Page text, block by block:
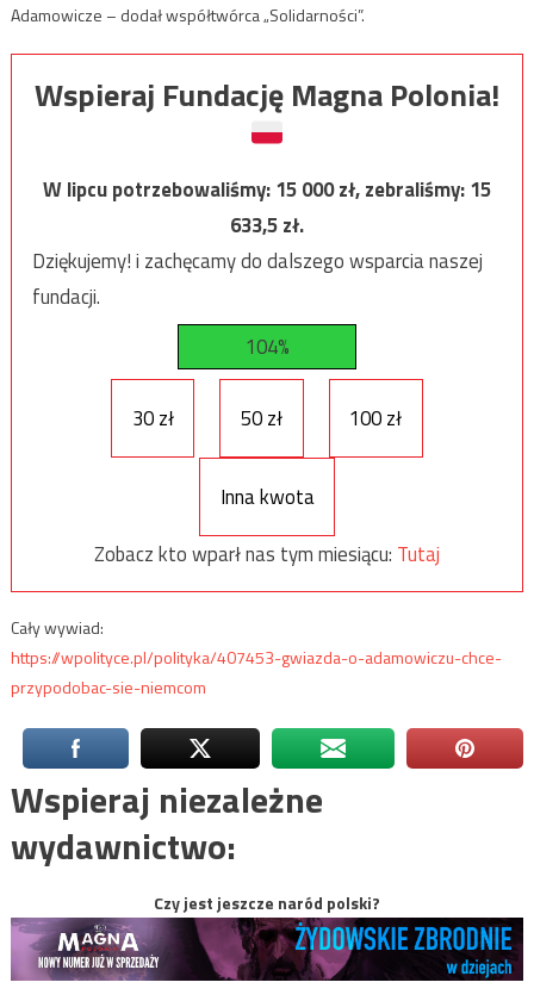
Adamowicze – dodał współtwórca „Solidarności”.
Wspieraj Fundację Magna Polonia!
W lipcu potrzebowaliśmy:15 000zł, zebraliśmy:15
633,5zł.
Dziękujemy! i zachęcamy do dalszego wsparcia naszej
fundacji.
104%
30 zł 50 zł 100 zł
Inna kwota
Zobacz kto wparł nas tym miesiącu: Tutaj
Cały wywiad:
https://wpolityce.pl/polityka/407453-gwiazda-o-adamowiczu-chce-
przypodobac-sie-niemcom
Wspieraj niezależne
wydawnictwo:
Czy jest jeszcze naród polski?